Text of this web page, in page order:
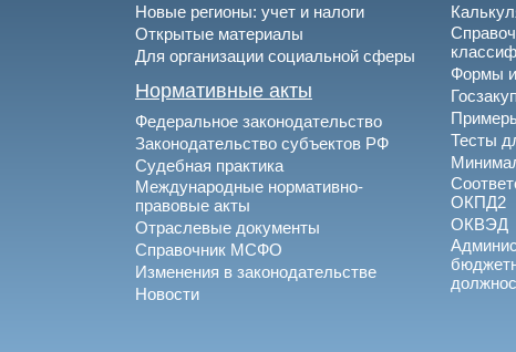
Новые регионы: учет и налоги
Открытые материалы
Для организации социальной сферы
Нормативные акты
Федеральное законодательство
Законодательство субъектов РФ
Судебная практика
Международные нормативно-
правовые акты
Отраслевые документы
Справочник МСФО
Изменения в законодательстве
Новости
Формы
Тесты
ОКПД2
ОКВЭД